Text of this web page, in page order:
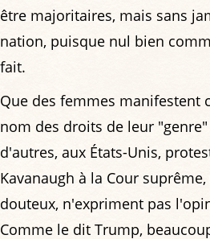
être majoritaires, mais sans
nation, puisque nul bien
fait.
Que des femmes manifestent
nom des droits de leur
d'autres, aux États-Unis,
Kavanaugh à la Cour
douteux, n'expriment pas
Comme le dit Trump,